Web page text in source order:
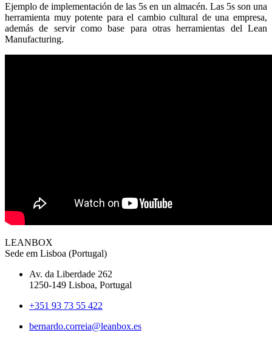
Ejemplo de implementación de las 5s en un almacén. Las 5s son una
herramienta muy potente para el cambio cultural de una empresa,
además de servir como base para otras herramientas del Lean
Manufacturing.
LEANBOX
Sede em Lisboa (Portugal)
Av. da Liberdade 262
1250-149 Lisboa, Portugal
+351 93 73 55 422
bernardo.correia@leanbox.es